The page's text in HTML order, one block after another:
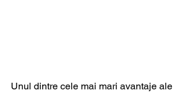
Unul dintre cele mai mari avantaje ale